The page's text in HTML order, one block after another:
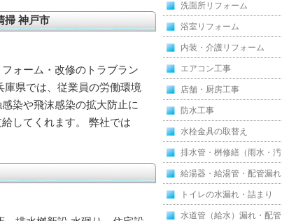
掃 神戸市
ォーム・改修のトラブラン
庫県では、従業員の労働環境
染や飛沫感染の拡大防止に
してくれます。 弊社では
洗面所リフォーム
浴室リフォーム
内装・介護リフォーム
エアコン工事
店舗・厨房工事
防水工事
水栓金具の取替え
排水管・桝修繕（雨水・汚
水）
給湯器・給湯管・配管漏れ
トイレの水漏れ・詰まり
水道管（給水）漏れ・配管